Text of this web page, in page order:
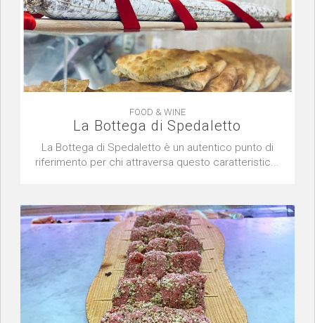
FOOD & WINE
La Bottega di Spedaletto
La Bottega di Spedaletto è un autentico punto di
riferimento per chi attraversa questo caratteristic...